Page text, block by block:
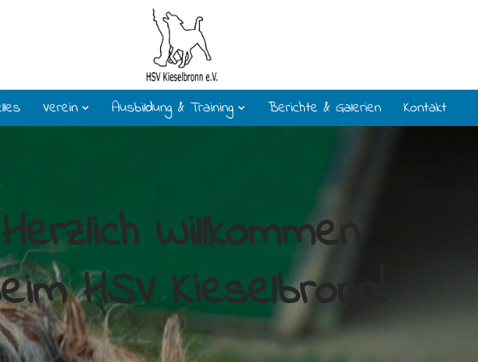
Verein Ausbildung & Training Berichte & Galerien Kontakt
Herzlich Willkommen
HSV Kieselbronn!